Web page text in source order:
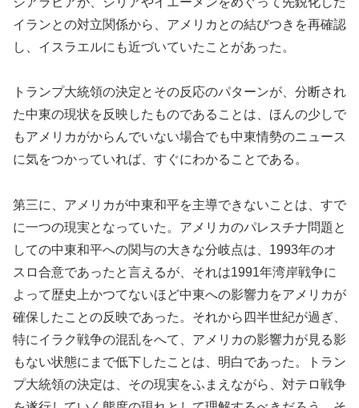
イランとの対立関係から、アメリカとの結びつきを再確認
し、イスラエルにも近づいていたことがあった。
トランプ大統領の決定とその反応のパターンが、分断され
た中東の現状を反映したものであることは、ほんの少しで
もアメリカがからんでいない場合でも中東情勢のニュース
に気をつかっていれば、すぐにわかることである。
第三に、アメリカが中東和平を主導できないことは、すで
に一つの現実となっていた。アメリカのパレスチナ問題と
しての中東和平への関与の大きな分岐点は、1993年のオ
スロ合意であったと言えるが、それは1991年湾岸戦争に
よって歴史上かつてないほど中東への影響力をアメリカが
確保したことの反映であった。それから四半世紀が過ぎ、
特にイラク戦争の混乱をへて、アメリカの影響力が見る影
もない状態にまで低下したことは、明白であった。トラン
プ大統領の決定は、その現実をふまえながら、対テロ戦争